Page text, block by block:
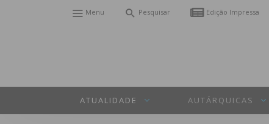
Menu Pesquisar Edição Impressa
ATUALIDADE AUTÁRQUICAS